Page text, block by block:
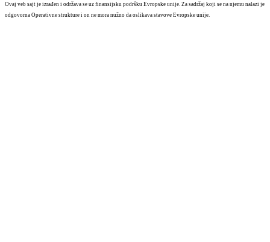
Ovaj veb sajt je izrađen i održava se uz finansijsku podršku Evropske unije. Za sadržaj koji se na njemu nalazi je
odgovorna Operativne strukture i on ne mora nužno da oslikava stavove Evropske unije.